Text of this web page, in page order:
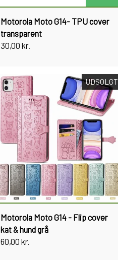
Motorola Moto G14- TPU cover
transparent
30,00 kr.
UDSOLGT
Motorola Moto G14 - Flip cover
kat & hund grå
60,00 kr.